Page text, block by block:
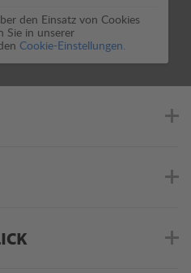
den Einsatz von Cookies
Sie in unserer
Cookie-Einstellungen.